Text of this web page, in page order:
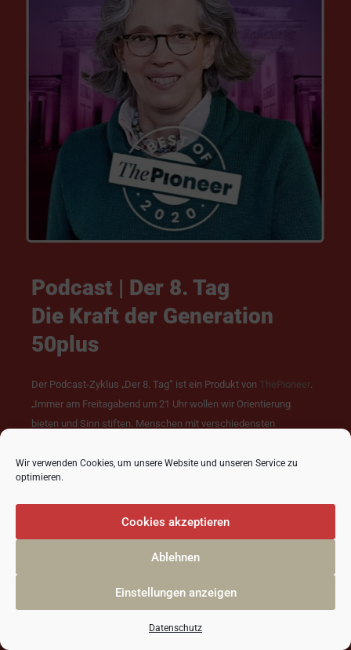
Wir verwenden Cookies, um unsere Website und unseren Service zu
optimieren.
Cookies akzeptieren
Ablehnen
Einstellungen anzeigen
Datenschutz
Podcast | Der 8. Tag
Die Kraft der Generation
50plus
Der Podcast-Zyklus „Der 8. Tag“ ist ein Produkt von ThePioneer
„Immer am Freitagabend um 21 Uhr wollen wir Orientierung
bieten und Sinn stiften. Menschen mit verschiedensten
achte Tag’ ist auch ein Tag der Vielfalt”, schreibt ThePioneer-
Herausgeber
ihrem Podcast, wie die Erfahrungen und das Know-how der
Generation 50plus in der aktuellen Krise genutzt werden können.